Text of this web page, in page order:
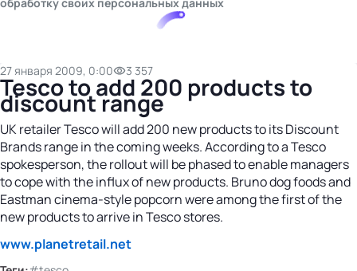
27 января 2009, 0:00 3 357
Tesco to add 200 products to
discount range
UK retailer Tesco will add 200 new products to its Discount
Brands range in the coming weeks. According to a Tesco
spokesperson, the rollout will be phased to enable managers
to cope with the influx of new products. Bruno dog foods and
Eastman cinema-style popcorn were among the first of the
new products to arrive in Tesco stores.
www.planetretail.net